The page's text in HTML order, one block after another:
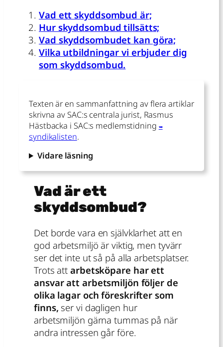
Vad ett skyddsombud är;
Hur skyddsombud tillsätts;
Vad skyddsombudet kan göra;
Vilka utbildningar vi erbjuder dig
som skyddsombud.
Texten är en sammanfattning av flera artiklar
skrivna av SAC:s centrala jurist, Rasmus
Hästbacka i SAC:s medlemstidning
syndikalisten.
Vidare läsning
Vad är ett
skyddsombud?
Det borde vara en självklarhet att en
god arbetsmiljö är viktig, men tyvärr
ser det inte ut så på alla arbetsplatser.
Trots attarbetsköpare har ett
ansvar att arbetsmiljön följer de
olika lagar och föreskrifter som
finns, ser vi dagligen hur
arbetsmiljön gärna tummas på när
andra intressen går före.